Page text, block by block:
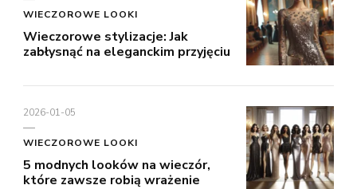
WIECZOROWE LOOKI
Wieczorowe stylizacje: Jak
zabłysnąć na eleganckim przyjęciu
2026-01-05
WIECZOROWE LOOKI
5 modnych looków na wieczór,
które zawsze robią wrażenie